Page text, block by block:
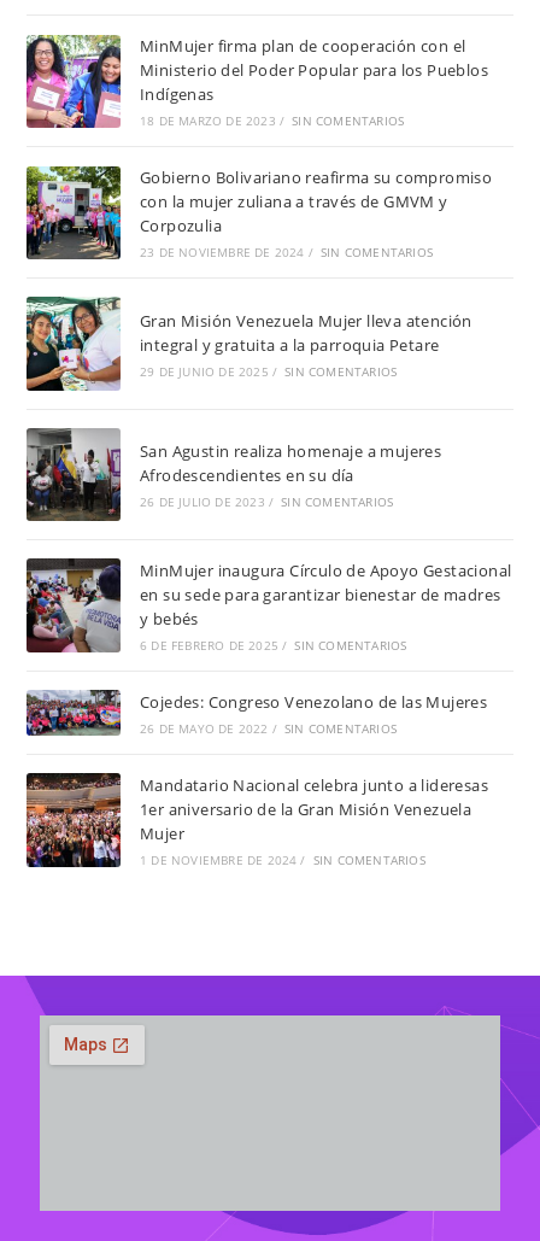
MinMujer firma plan de cooperación con el
Ministerio del Poder Popular para los Pueblos
Indígenas
18 DE MARZO DE 2023 / SIN COMENTARIOS
Gobierno Bolivariano reafirma su compromiso
con la mujer zuliana a través de GMVM y
Corpozulia
23 DE NOVIEMBRE DE 2024 / SIN COMENTARIOS
Gran Misión Venezuela Mujer lleva atención
integral y gratuita a la parroquia Petare
29 DE JUNIO DE 2025 / SIN COMENTARIOS
San Agustin realiza homenaje a mujeres
Afrodescendientes en su día
26 DE JULIO DE 2023 / SIN COMENTARIOS
MinMujer inaugura Círculo de Apoyo Gestacional
en su sede para garantizar bienestar de madres
y bebés
6 DE FEBRERO DE 2025 / SIN COMENTARIOS
Cojedes: Congreso Venezolano de las Mujeres
26 DE MAYO DE 2022 / SIN COMENTARIOS
Mandatario Nacional celebra junto a lideresas
1er aniversario de la Gran Misión Venezuela
Mujer
1 DE NOVIEMBRE DE 2024 / SIN COMENTARIOS